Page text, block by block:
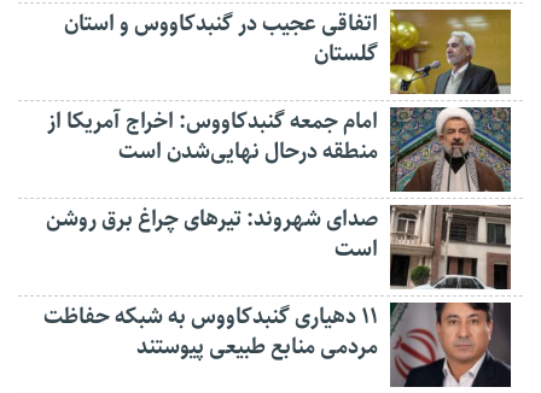
اتفاقی عجیب در‌ گنبدکاووس و استان
گلستان
امام جمعه گنبدکاووس: اخراج آمریکا از
منطقه درحال نهایی‌شدن است
صدای شهروند: تیرهای چراغ برق روشن
است
۱۱ دهیاری گنبدکاووس به شبکه حفاظت
مردمی منابع طبیعی پیوستند